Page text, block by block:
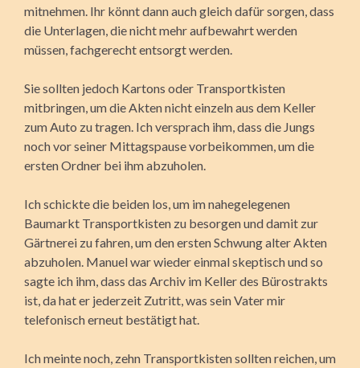
mitnehmen. Ihr könnt dann auch gleich dafür sorgen, dass
die Unterlagen, die nicht mehr aufbewahrt werden
müssen, fachgerecht entsorgt werden.
Sie sollten jedoch Kartons oder Transportkisten
mitbringen, um die Akten nicht einzeln aus dem Keller
zum Auto zu tragen. Ich versprach ihm, dass die Jungs
noch vor seiner Mittagspause vorbeikommen, um die
ersten Ordner bei ihm abzuholen.
Ich schickte die beiden los, um im nahegelegenen
Baumarkt Transportkisten zu besorgen und damit zur
Gärtnerei zu fahren, um den ersten Schwung alter Akten
abzuholen. Manuel war wieder einmal skeptisch und so
sagte ich ihm, dass das Archiv im Keller des Bürostrakts
ist, da hat er jederzeit Zutritt, was sein Vater mir
telefonisch erneut bestätigt hat.
Ich meinte noch, zehn Transportkisten sollten reichen, um